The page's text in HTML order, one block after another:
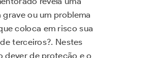
ou um problema
coloca em risco sua
terceiros?. Nestes
dever de proteção e o